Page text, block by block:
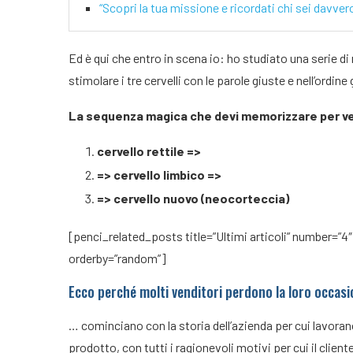
“Scopri la tua missione e ricordati chi sei
Ed è qui che entro in scena io: ho studiato una serie
stimolare i tre cervelli con le parole giuste e nell’ordine
La sequenza magica che devi memorizzare per
cervello rettile =>
=> cervello limbico =>
=> cervello nuovo (neocorteccia)
[penci_related_posts title=”Ultimi articoli” number=”4″
orderby=”random”]
Ecco perché molti venditori perdono la loro
… cominciano con la storia dell’azienda per cui
prodotto, con tutti i ragionevoli motivi per cui il